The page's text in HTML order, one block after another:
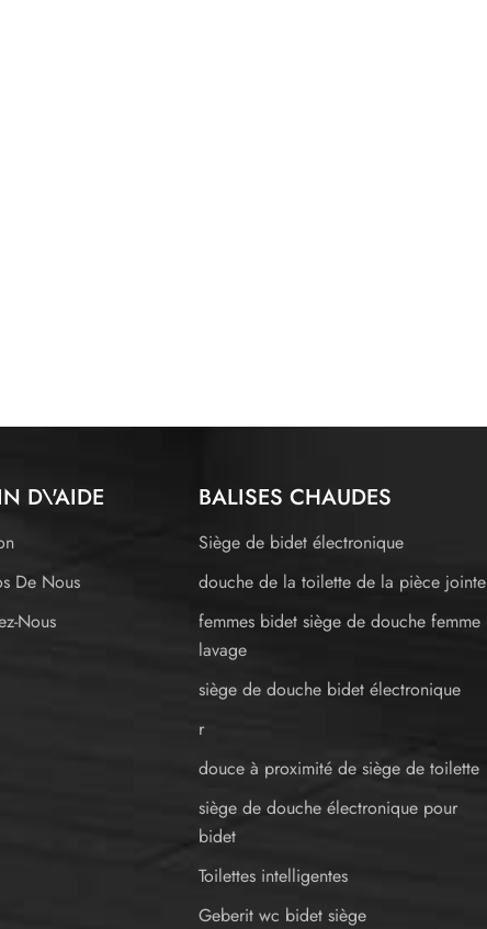
D\'AIDE
De Nous
Nous
BALISES CHAUDES
Siège de bidet électronique
douche de la toilette de la pièce jointe
femmes bidet siège de douche femme
lavage
siège de douche bidet électronique
r
douce à proximité de siège de toilette
siège de douche électronique pour
bidet
Toilettes intelligentes
Geberit wc bidet siège